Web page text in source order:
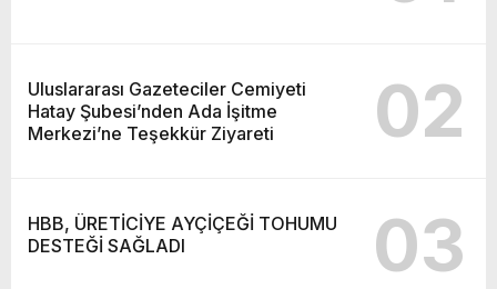
Uluslararası Gazeteciler Cemiyeti
Hatay Şubesi’nden Ada İşitme
Merkezi’ne Teşekkür Ziyareti
02
HBB, ÜRETİCİYE AYÇİÇEĞİ TOHUMU
DESTEĞİ SAĞLADI
03